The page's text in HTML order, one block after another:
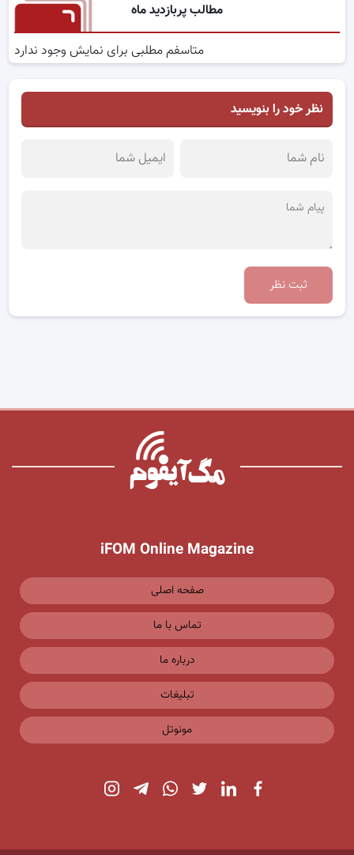
مطالب پربازدید ماه
متاسفم مطلبی برای نمایش وجود ندارد
نظر خود را بنویسید
ثبت نظر
iFOM Online Magazine
صفحه اصلی
تماس با ما
درباره ما
تبلیغات
مونوتل